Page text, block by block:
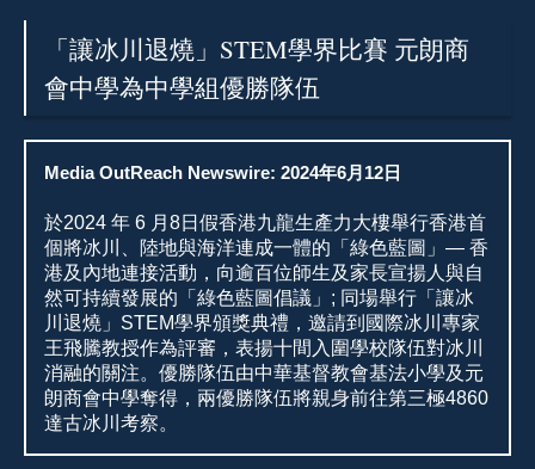
「讓冰川退燒」STEM學界比賽 元朗商
會中學為中學組優勝隊伍
Media OutReach Newswire: 2024年6月12日
於2024 年 6 月8日假香港九龍生產力大樓舉行香港首
個將冰川、陸地與海洋連成一體的「綠色藍圖」— 香
港及內地連接活動，向逾百位師生及家長宣揚人與自
然可持續發展的「綠色藍圖倡議」; 同場舉行「讓冰
川退燒」STEM學界頒獎典禮，邀請到國際冰川專家
王飛騰教授作為評審，表揚十間入圍學校隊伍對冰川
消融的關注。優勝隊伍由中華基督教會基法小學及元
朗商會中學奪得，兩優勝隊伍將親身前往第三極4860
達古冰川考察。